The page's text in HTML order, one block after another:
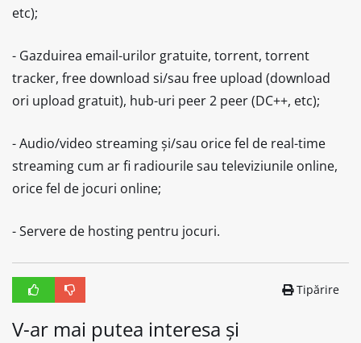
etc);
- Gazduirea email-urilor gratuite, torrent, torrent
tracker, free download si/sau free upload (download
ori upload gratuit), hub-uri peer 2 peer (DC++, etc);
- Audio/video streaming și/sau orice fel de real-time
streaming cum ar fi radiourile sau televiziunile online,
orice fel de jocuri online;
- Servere de hosting pentru jocuri.
Tipărire
V-ar mai putea interesa și